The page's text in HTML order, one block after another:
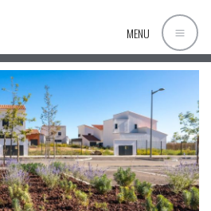
MENU